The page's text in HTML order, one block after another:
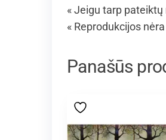
« Jeigu tarp
« Reprodukcijos
Panašūs